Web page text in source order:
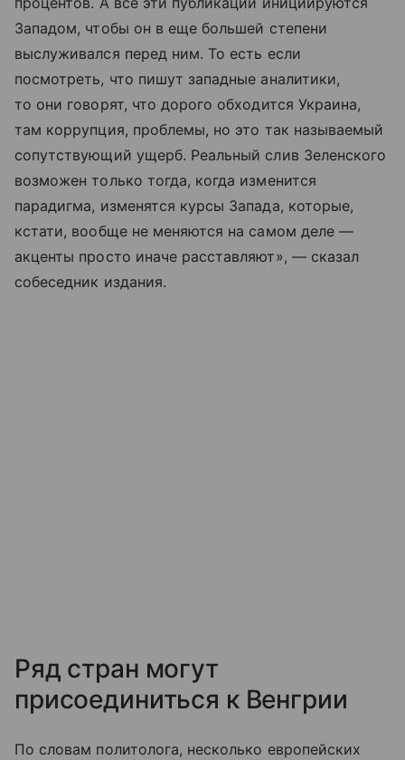
Западом, чтобы он в еще большей степени
выслуживался перед ним. То есть если
посмотреть, что пишут западные аналитики,
то они говорят, что дорого обходится Украина,
там коррупция, проблемы, но это так называемый
сопутствующий ущерб. Реальный слив Зеленского
возможен только тогда, когда изменится
парадигма, изменятся курсы Запада, которые,
кстати, вообще не меняются на самом деле —
акценты просто иначе расставляют», — сказал
собеседник издания.
Ряд стран могут
присоединиться к Венгрии
По словам политолога, несколько европейских